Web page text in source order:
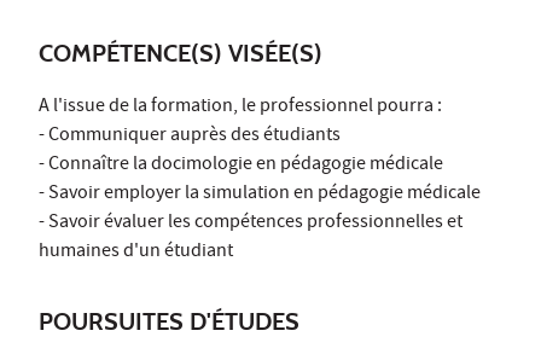
COMPÉTENCE(S) VISÉE(S)
A l'issue de la formation, le professionnel pourra :
- Communiquer auprès des étudiants
- Connaître la docimologie en pédagogie médicale
- Savoir employer la simulation en pédagogie médicale
- Savoir évaluer les compétences professionnelles et
humaines d'un étudiant
POURSUITES D'ÉTUDES